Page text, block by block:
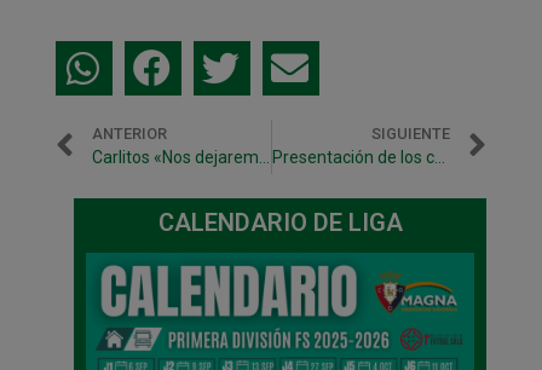
ANTERIOR SIGUIENTE
Presentación de los cuatro fichajes 2014-2015
CALENDARIO DE LIGA